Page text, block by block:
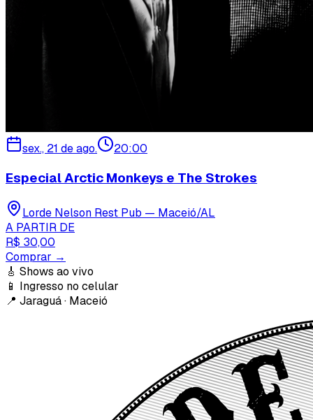
sex., 21 de ago. 20:00
Especial Arctic Monkeys e The Strokes
Lorde Nelson Rest Pub — Maceió/AL
A PARTIR DE
R$ 30,00
Comprar →
🎸 Shows ao vivo
📱 Ingresso no celular
📍 Jaraguá · Maceió